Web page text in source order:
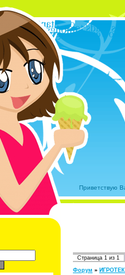
Приветствую
Страница 1 из 1
Форум »